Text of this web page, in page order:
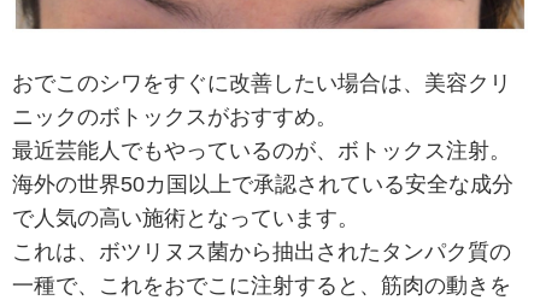
おでこのシワをすぐに改善したい場合は、美容クリ
ニックのボトックスがおすすめ。
最近芸能人でもやっているのが、ボトックス注射。
海外の世界50カ国以上で承認されている安全な成分
で人気の高い施術となっています。
これは、ボツリヌス菌から抽出されたタンパク質の
一種で、これをおでこに注射すると、筋肉の動きを